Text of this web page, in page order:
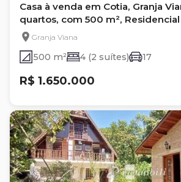
Casa à venda em Cotia, Granja
quartos, com 500 m²,
Henrique II
Granja Viana
500 m² 4 (2 suítes) 17
R$ 1.650.000